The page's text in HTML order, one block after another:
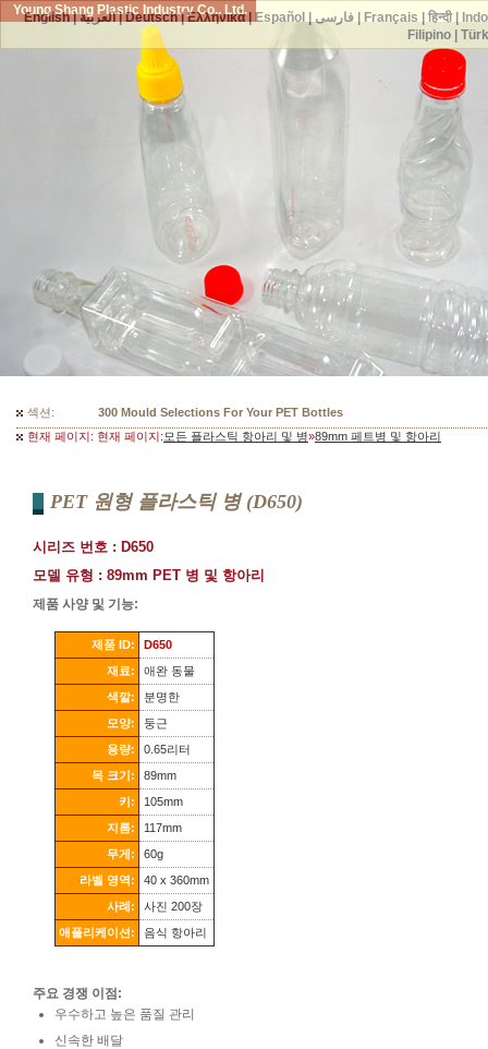
Young Shang Plastic Industry Co., Ltd.
섹션:
300 Mould Selections For Your PET Bottles
현재 페이지: 현재 페이지: 모든 플라스틱 항아리 및 병»89mm 페트병 및 항아리
PET 원형 플라스틱 병 (D650)
시리즈 번호 : D650
모델 유형 : 89mm PET 병 및 항아리
제품 사양 및 기능:
제품 ID:
D650
재료:
애완 동물
색깔:
분명한
모양:
둥근
용량:
0.65리터
목 크기:
89mm
키:
105mm
지름:
117mm
무게:
60g
라벨 영역:
40 x 360mm
사례:
사진 200장
애플리케이션:
음식 항아리
주요 경쟁 이점:
우수하고 높은 품질 관리
신속한 배달
English|العربية|Deutsch|Ελληνικά| Español فارسی| Français हिन्दी|
Filipino|